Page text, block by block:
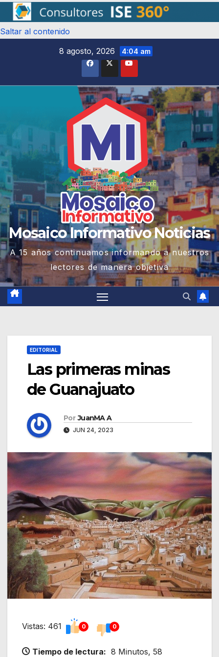
Saltar al contenido
8 agosto, 2026
4:04 am
Mosaico Informativo Noticias
A 15 años continuamos informando a nuestros
lectores de manera objetiva
EDITORIAL
Las primeras minas
de Guanajuato
Por JuanMA A
JUN 24, 2023
Vistas: 461 0 0
Tiempo de lectura: 8 Minutos, 58